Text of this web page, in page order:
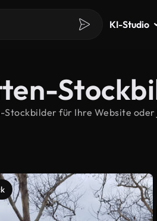
KI-Studio
Stockbilder für Ihre Website